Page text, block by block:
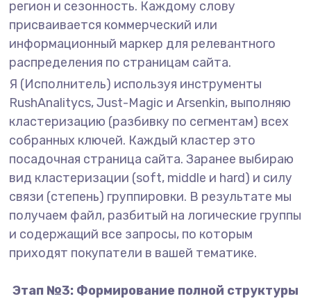
регион и сезонность. Каждому слову
присваивается коммерческий или
информационный маркер для релевантного
распределения по страницам сайта.
Я (Исполнитель) используя инструменты
RushAnalitycs, Just-Magic и Arsenkin, выполняю
кластеризацию (разбивку по сегментам) всех
собранных ключей. Каждый кластер это
посадочная страница сайта. Заранее выбираю
вид кластеризации (soft, middle и hard) и силу
связи (степень) группировки. В результате мы
получаем файл, разбитый на логические группы
и содержащий все запросы, по которым
приходят покупатели в вашей тематике.
Этап №3: Формирование полной структуры